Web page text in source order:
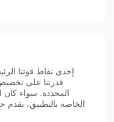
قدرتنا على
المحددة. سواء كان
الخاصة بالتطبيق، نقدم